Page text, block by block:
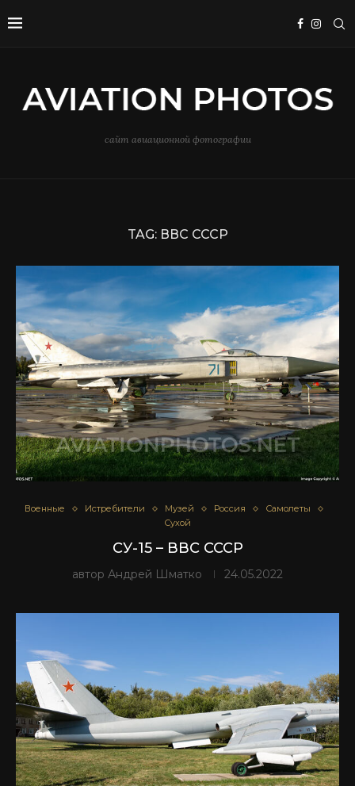
сайт авиационной фотографии
TAG: ВВС СССР
Военные Истребители Музей Россия
Самолеты
Сухой
СУ-15 – ВВС СССР
автор Андрей Шматко 24.05.2022